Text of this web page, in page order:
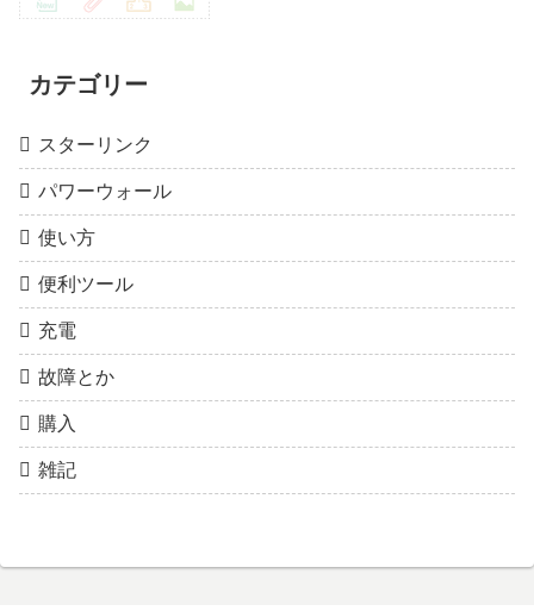
カテゴリー
スターリンク
パワーウォール
使い方
便利ツール
充電
故障とか
購入
雑記